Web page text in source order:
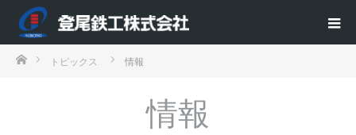
ホームトピックス 情報
情報